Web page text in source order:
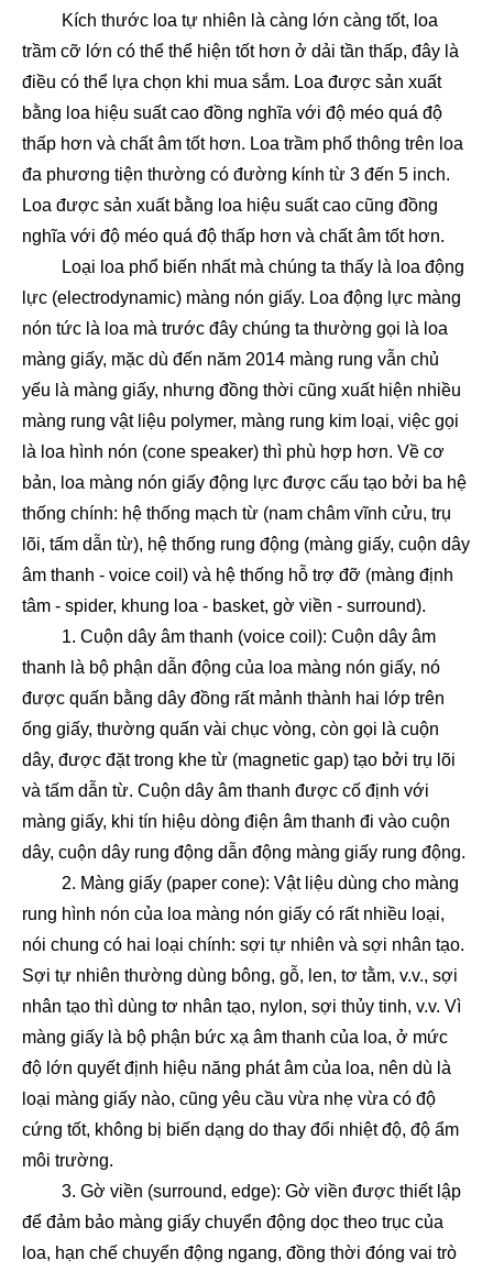
Kích thước loa tự nhiên là càng lớn càng tốt, loa
trầm cỡ lớn có thể thể hiện tốt hơn ở dải tần thấp, đây là
điều có thể lựa chọn khi mua sắm. Loa được sản xuất
bằng loa hiệu suất cao đồng nghĩa với độ méo quá độ
thấp hơn và chất âm tốt hơn. Loa trầm phổ thông trên loa
đa phương tiện thường có đường kính từ 3 đến 5 inch.
Loa được sản xuất bằng loa hiệu suất cao cũng đồng
nghĩa với độ méo quá độ thấp hơn và chất âm tốt hơn.
Loại loa phổ biến nhất mà chúng ta thấy là loa động
lực (electrodynamic) màng nón giấy. Loa động lực màng
nón tức là loa mà trước đây chúng ta thường gọi là loa
màng giấy, mặc dù đến năm 2014 màng rung vẫn chủ
yếu là màng giấy, nhưng đồng thời cũng xuất hiện nhiều
màng rung vật liệu polymer, màng rung kim loại, việc gọi
là loa hình nón (cone speaker) thì phù hợp hơn. Về cơ
bản, loa màng nón giấy động lực được cấu tạo bởi ba hệ
thống chính: hệ thống mạch từ (nam châm vĩnh cửu, trụ
lõi, tấm dẫn từ), hệ thống rung động (màng giấy, cuộn dây
âm thanh - voice coil) và hệ thống hỗ trợ đỡ (màng định
tâm - spider, khung loa - basket, gờ viền - surround).
1. Cuộn dây âm thanh (voice coil): Cuộn dây âm
thanh là bộ phận dẫn động của loa màng nón giấy, nó
được quấn bằng dây đồng rất mảnh thành hai lớp trên
ống giấy, thường quấn vài chục vòng, còn gọi là cuộn
dây, được đặt trong khe từ (magnetic gap) tạo bởi trụ lõi
và tấm dẫn từ. Cuộn dây âm thanh được cố định với
màng giấy, khi tín hiệu dòng điện âm thanh đi vào cuộn
dây, cuộn dây rung động dẫn động màng giấy rung động.
2. Màng giấy (paper cone): Vật liệu dùng cho màng
rung hình nón của loa màng nón giấy có rất nhiều loại,
nói chung có hai loại chính: sợi tự nhiên và sợi nhân tạo.
Sợi tự nhiên thường dùng bông, gỗ, len, tơ tằm, v.v., sợi
nhân tạo thì dùng tơ nhân tạo, nylon, sợi thủy tinh, v.v. Vì
màng giấy là bộ phận bức xạ âm thanh của loa, ở mức
độ lớn quyết định hiệu năng phát âm của loa, nên dù là
loại màng giấy nào, cũng yêu cầu vừa nhẹ vừa có độ
cứng tốt, không bị biến dạng do thay đổi nhiệt độ, độ ẩm
môi trường.
3. Gờ viền (surround, edge): Gờ viền được thiết lập
để đảm bảo màng giấy chuyển động dọc theo trục của
loa, hạn chế chuyển động ngang, đồng thời đóng vai trò